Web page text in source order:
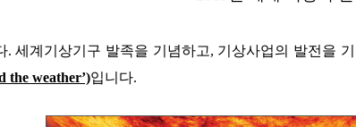
.세계기상기구 발족을 기념하고, 기상사업의 발전을
the weather’)입니다.